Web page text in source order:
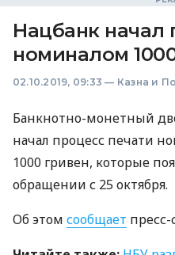
Нацбанк начал
номиналом
02.10.2019, 09:33 — Казна и
Банкнотно-монетный
начал процесс печати
1000 гривен, которые
обращении с 25 октября.
Об этом сообщает